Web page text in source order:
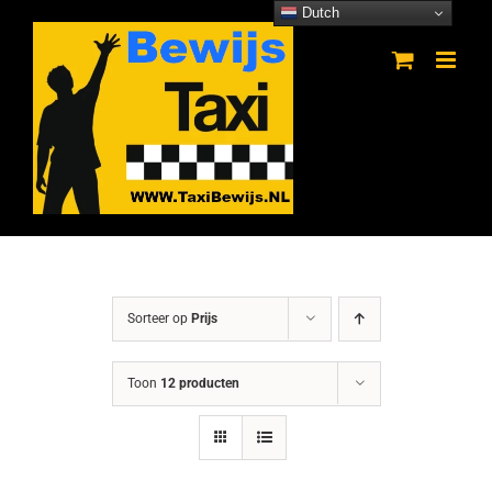
Sorteer op Prijs
Toon 12 producten
Dutch